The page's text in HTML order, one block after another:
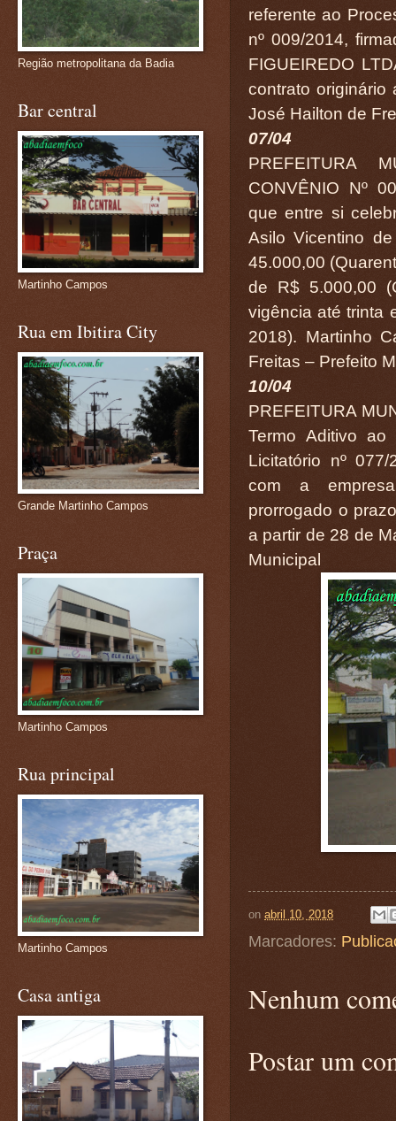
referente ao
nº 009/2014,
FIGUEIREDO
contrato
José Hailton de
07/04
PREFEITURA
CONVÊNIO Nº
que entre si
Asilo Vicentino
45.000,00
de R$ 5.000,00
vigência até trinta
2018). Martinho
Freitas – Prefeito
10/04
PREFEITURA
Termo Aditivo ao
Licitatório nº
com a empresa
prorrogado o
a partir de 28 de
Municipal
on abril 10, 2018
Marcadores:
Nenhum
Postar um
Região metropolitana da Badia
Bar central
Martinho Campos
Rua em Ibitira City
Grande Martinho Campos
Praça
Martinho Campos
Rua principal
Martinho Campos
Casa antiga